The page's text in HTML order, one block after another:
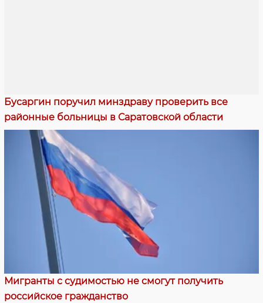
Бусаргин поручил минздраву проверить все
районные больницы в Саратовской области
Мигранты с судимостью не смогут получить
российское гражданство